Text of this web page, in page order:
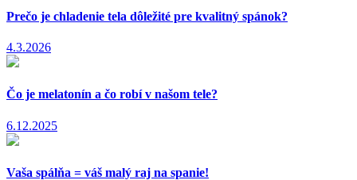
Prečo je chladenie tela dôležité pre kvalitný spánok?
4.3.2026
Čo je melatonín a čo robí v našom tele?
6.12.2025
Vaša spálňa = váš malý raj na spanie!